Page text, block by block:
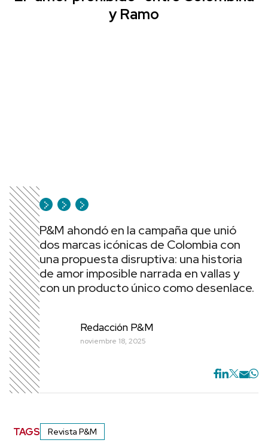
y Ramo
P&M ahondó en la campaña que unió
dos marcas icónicas de Colombia con
una propuesta disruptiva: una historia
de amor imposible narrada en vallas y
con un producto único como desenlace.
Redacción P&M
noviembre 18, 2025
TAGS Revista P&M